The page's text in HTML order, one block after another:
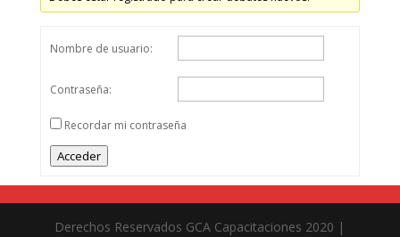
Nombre de usuario:
Contraseña:
Recordar mi contraseña
Acceder
Derechos Reservados GCA Capacitaciones 2020 |